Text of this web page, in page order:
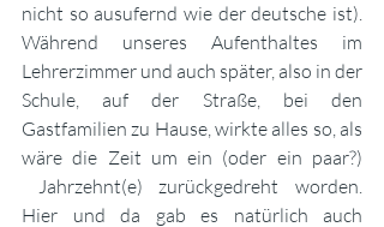
nicht so ausufernd wie der deutsche ist).
Während unseres Aufenthaltes im
Lehrerzimmer und auch später, also in der
Schule, auf der Straße, bei den
Gastfamilien zu Hause, wirkte alles so, als
wäre die Zeit um ein (oder ein paar?)
Jahrzehnt(e) zurückgedreht worden.
Hier und da gab es natürlich auch